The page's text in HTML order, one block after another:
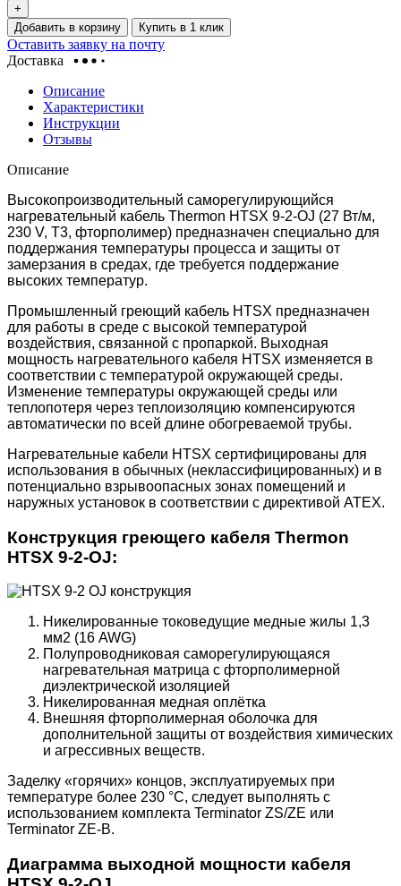
+
Добавить в корзину
Купить в 1 клик
Оставить заявку на почту
Доставка
Описание
Характеристики
Инструкции
Отзывы
Описание
Высокопроизводительный саморегулирующийся
нагревательный кабель Thermon HTSX 9-2-OJ (27 Вт/м,
230 V, Т3, фторполимер) предназначен специально для
поддержания температуры процесса и защиты от
замерзания в средах, где требуется поддержание
высоких температур.
Промышленный греющий кабель HTSX предназначен
для работы в среде с высокой температурой
воздействия, связанной с пропаркой. Выходная
мощность нагревательного кабеля HTSX изменяется в
соответствии с температурой окружающей среды.
Изменение температуры окружающей среды или
теплопотеря через теплоизоляцию компенсируются
автоматически по всей длине обогреваемой трубы.
Нагревательные кабели HTSX сертифицированы для
использования в обычных (неклассифицированных) и в
потенциально взрывоопасных зонах помещений и
наружных установок в соответствии с директивой ATEX.
Конструкция греющего кабеля Thermon
HTSX 9-2-OJ:
Никелированные токоведущие медные жилы 1,3
мм2 (16 AWG)
Полупроводниковая саморегулирующаяся
нагревательная матрица с фторполимерной
диэлектрической изоляцией
Никелированная медная оплётка
Внешняя фторполимерная оболочка для
дополнительной защиты от воздействия химических
и агрессивных веществ.
Заделку «горячих» концов, эксплуатируемых при
температуре более 230 °C, следует выполнять с
использованием комплекта Terminator ZS/ZE или
Terminator ZE-B.
Диаграмма выходной мощности кабеля